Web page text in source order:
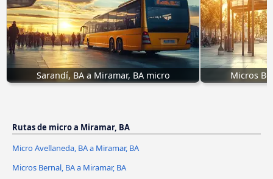
Sarandí, BA a Miramar, BA micro Micros
Rutas de micro a Miramar, BA
Micro Avellaneda, BA a Miramar, BA
Micros Bernal, BA a Miramar, BA